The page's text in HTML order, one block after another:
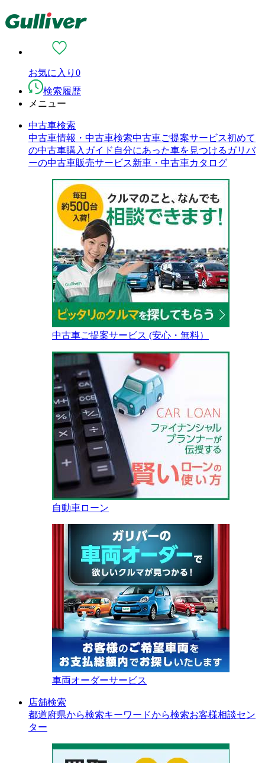
お気に入り 0
検索履歴
メニュー
中古車検索
中古車情報・中古車検索中古車ご提案サービス初めて
の中古車購入ガイド 自分にあった車を見つける ガリバ
ーの中古車販売サービス新車・中古車カタログ
中古車ご提案サービス (安心・無料）
自動車ローン
車両オーダーサービス
店舗検索
都道府県から検索キーワードから検索お客様相談セン
ター